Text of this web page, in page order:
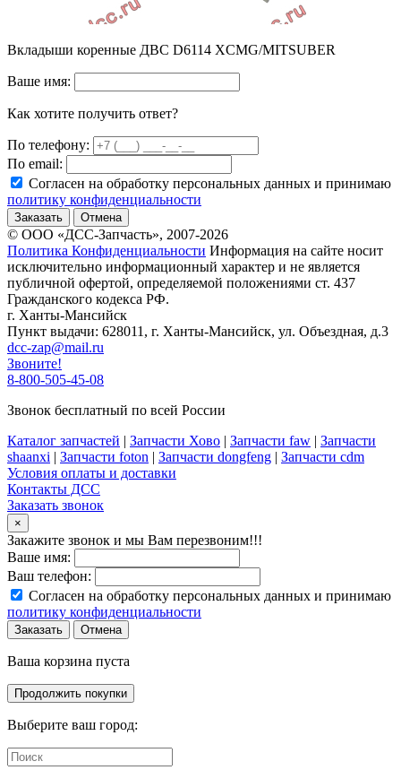
Вкладыши коренные ДВС D6114 XCMG/MITSUBER
Ваше имя:
Как хотите получить ответ?
По телефону:
По email:
Согласен на обработку персональных данных и принимаю
политику конфиденциальности
Заказать Отмена
© ООО «ДСС-Запчасть», 2007-2026
Политика Конфиденциальности Информация на сайте носит
исключительно информационный характер и не является
публичной офертой, определяемой положениями ст. 437
Гражданского кодекса РФ.
г. Ханты-Мансийск
Пункт выдачи: 628011, г. Ханты-Мансийск, ул. Объездная, д.3
dcc-zap@mail.ru
Звоните!
8-800-505-45-08
Звонок бесплатный по всей России
Каталог запчастей | Запчасти Хово | Запчасти faw | Запчасти
shaanxi | Запчасти foton | Запчасти dongfeng | Запчасти cdm
Условия оплаты и доставки
Контакты ДСС
Заказать звонок
×
Закажите звонок и мы Вам перезвоним!!!
Ваше имя:
Ваш телефон:
Согласен на обработку персональных данных и принимаю
политику конфиденциальности
Заказать Отмена
Ваша корзина пуста
Продолжить покупки
Выберите ваш город: